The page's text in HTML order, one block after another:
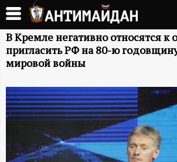
Перейти
основному
содержанию
А
Н
Т
И
М
В Кремле негативно относятся к
пригласить РФ на 80-ю
мировой войны